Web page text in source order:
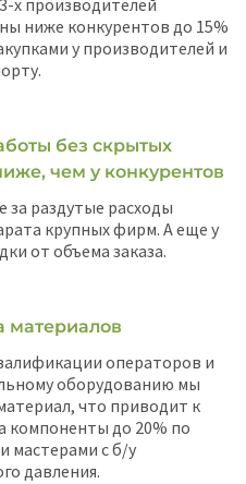
х производителей
ниже конкурентов до 15%
у производителей и
без скрытых
чем у конкурентов
за раздутые расходы
крупных фирм. А еще у
от объема заказа.
материалов
операторов и
оборудованию мы
что приводит к
до 20% по
мастерами с б/у
давления.